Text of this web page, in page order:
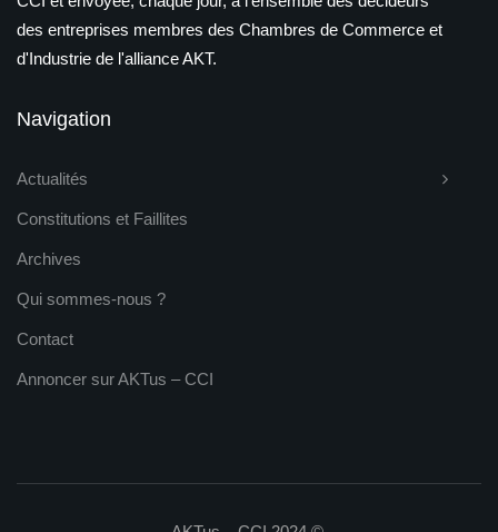
des entreprises membres des Chambres de Commerce et
d'Industrie de l'alliance AKT.
Navigation
Actualités
Constitutions et Faillites
Archives
Qui sommes-nous ?
Contact
Annoncer sur AKTus – CCI